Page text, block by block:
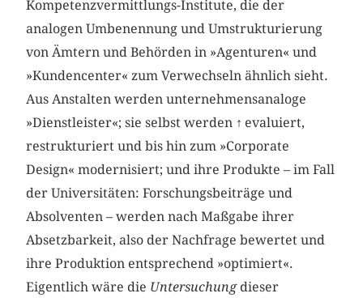
Kompetenzvermittlungs-Institute, die der
analogen Umbenennung und Umstrukturierung
von Ämtern und Behörden in »Agenturen« und
»Kundencenter« zum Verwechseln ähnlich sieht.
Aus Anstalten werden unternehmensanaloge
»Dienstleister«; sie selbst werden ↑ evaluiert,
restrukturiert und bis hin zum »Corporate
Design« modernisiert; und ihre Produkte – im Fall
der Universitäten: Forschungsbeiträge und
Absolventen – werden nach Maßgabe ihrer
Absetzbarkeit, also der Nachfrage bewertet und
ihre Produktion entsprechend »optimiert«.
Eigentlich wäre die Untersuchungdieser